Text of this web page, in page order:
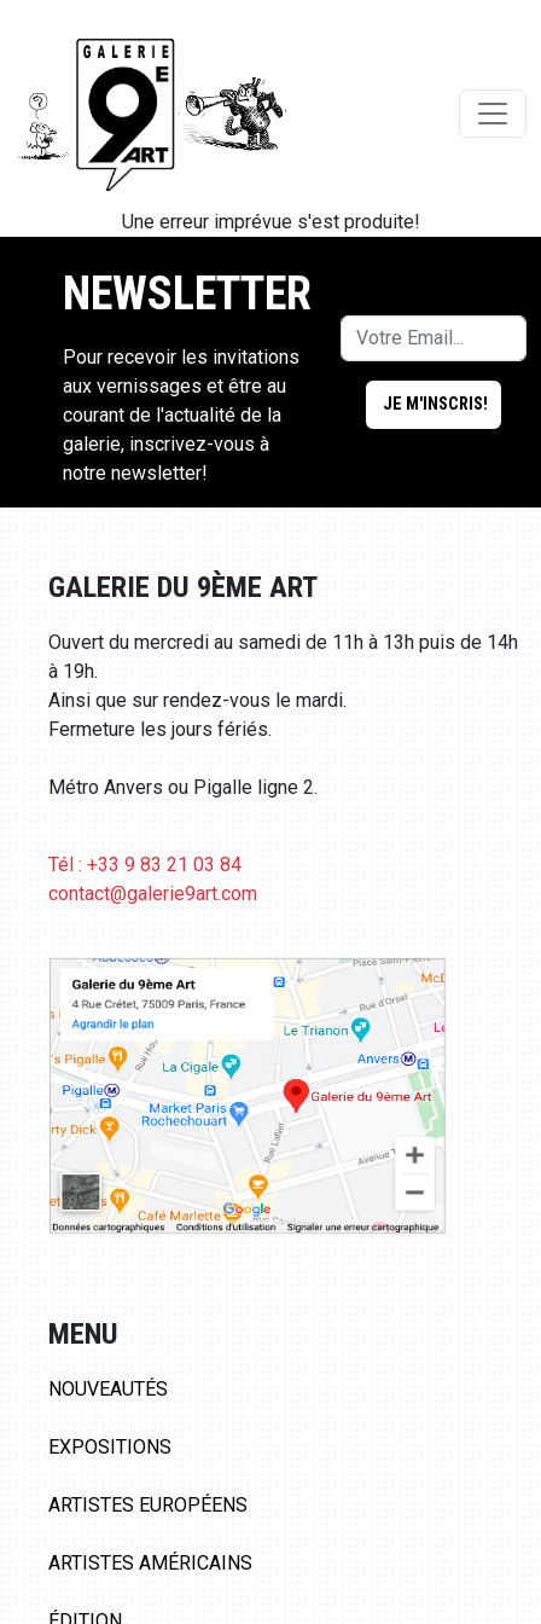
Une erreur imprévue s'est produite!
NEWSLETTER
Pour recevoir les invitations
aux vernissages et être au
courant de l'actualité de la
galerie, inscrivez-vous à
notre newsletter!
GALERIE DU 9ÈME ART
Ouvert du mercredi au samedi de 11h à 13h puis de 14h
à 19h.
Ainsi que sur rendez-vous le mardi.
Fermeture les jours fériés.
Métro Anvers ou Pigalle ligne 2.
Tél : +33 9 83 21 03 84
contact@galerie9art.com
MENU
NOUVEAUTÉS
EXPOSITIONS
ARTISTES EUROPÉENS
ARTISTES AMÉRICAINS